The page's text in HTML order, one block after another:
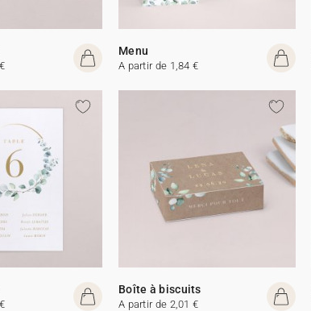
Menu
A partir de 1,84 €
Boîte à biscuits
A partir de 2,01 €